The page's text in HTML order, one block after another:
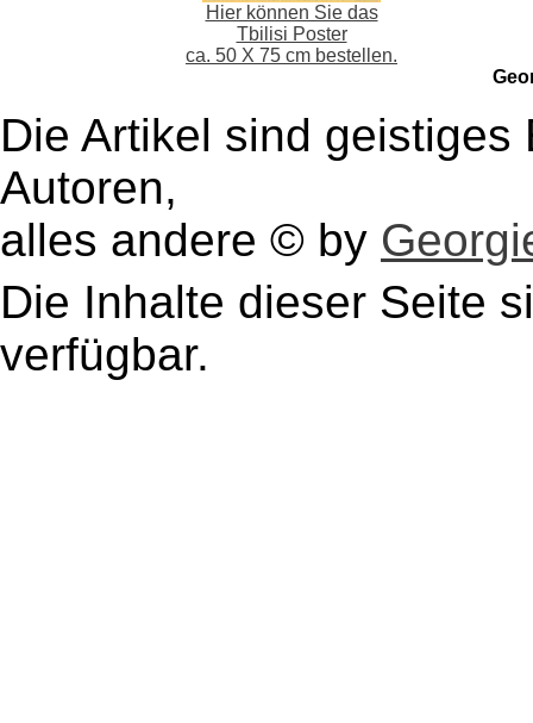
Hier können Sie das
Tbilisi Poster
ca. 50 X 75 cm bestellen.
Die Artikel sind
Autoren,
alles andere © by
Die Inhalte dieser Seite
verfügbar.